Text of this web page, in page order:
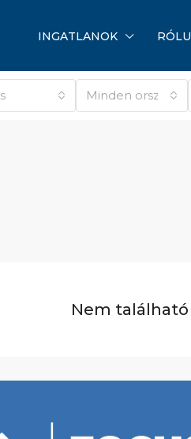
INGATLANOK
Minden ország
Nem